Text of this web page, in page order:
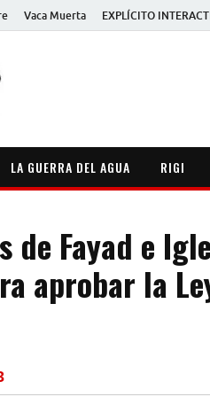
Vaca Muerta EXPLÍCITO
LA GUERRA DEL AGUA RIGI
de Fayad e
aprobar la